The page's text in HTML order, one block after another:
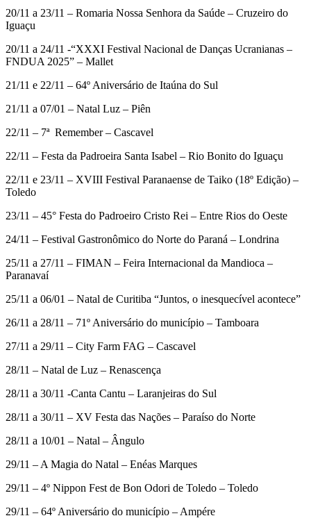
20/11 a 23/11 – Romaria Nossa Senhora da Saúde – Cruzeiro do
Iguaçu
20/11 a 24/11 -“XXXI Festival Nacional de Danças Ucranianas –
FNDUA 2025” – Mallet
21/11 e 22/11 – 64º Aniversário de Itaúna do Sul
21/11 a 07/01 – Natal Luz – Piên
22/11 – 7ª Remember – Cascavel
22/11 – Festa da Padroeira Santa Isabel – Rio Bonito do Iguaçu
22/11 e 23/11 – XVIII Festival Paranaense de Taiko (18º Edição) –
Toledo
23/11 – 45° Festa do Padroeiro Cristo Rei – Entre Rios do Oeste
24/11 – Festival Gastronômico do Norte do Paraná – Londrina
25/11 a 27/11 – FIMAN – Feira Internacional da Mandioca –
Paranavaí
25/11 a 06/01 – Natal de Curitiba “Juntos, o inesquecível acontece”
26/11 a 28/11 – 71º Aniversário do município – Tamboara
27/11 a 29/11 – City Farm FAG – Cascavel
28/11 – Natal de Luz – Renascença
28/11 a 30/11 -Canta Cantu – Laranjeiras do Sul
28/11 a 30/11 – XV Festa das Nações – Paraíso do Norte
28/11 a 10/01 – Natal – Ângulo
29/11 – A Magia do Natal – Enéas Marques
29/11 – 4º Nippon Fest de Bon Odori de Toledo – Toledo
29/11 – 64º Aniversário do município – Ampére